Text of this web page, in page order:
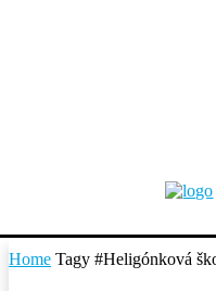
Home Tagy #Heligónková